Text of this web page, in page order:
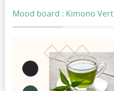
Mood board : Kimono Vert